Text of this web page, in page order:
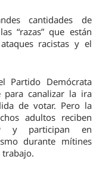
cantidades de
“razas” que están
racistas y el
Partido Demócrata
canalizar la ira
de votar. Pero la
adultos reciben
y participan en
durante mítines
trabajo.